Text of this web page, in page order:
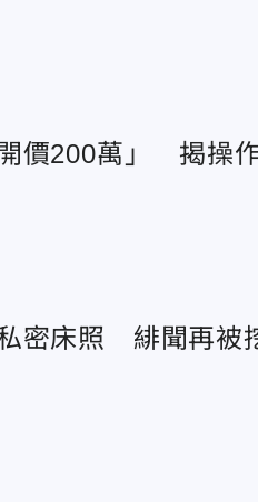
價200萬」 揭操
密床照 緋聞再被